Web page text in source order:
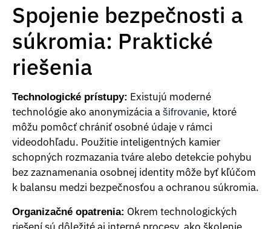
Spojenie bezpečnosti a
súkromia: Praktické
riešenia
Technologické prístupy: Existujú moderné
technológie ako anonymizácia a šifrovanie, ktoré
môžu pomôcť chrániť osobné údaje v rámci
videodohľadu. Použitie inteligentných kamier
schopných rozmazania tváre alebo detekcie pohybu
bez zaznamenania osobnej identity môže byť kľúčom
k balansu medzi bezpečnosťou a ochranou súkromia.
Organizačné opatrenia: Okrem technologických